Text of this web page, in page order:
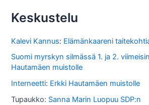
s
o
s
s
a
Keskustelu
Kalevi Kannus: Elämänkaareni
Suomi myrskyn silmässä 1. ja 2.
Hautamäen muistolle
Interneetti: Erkki Hautamäen muistolle
Tupaukko: Sanna Marin Luopuu SDP:n